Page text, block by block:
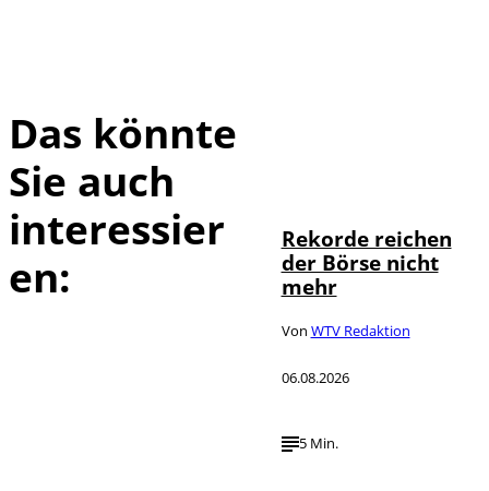
Das könnte
Sie auch
interessier
en:
Rekorde reichen
der Börse nicht
mehr
Von WTV Redaktion
06.08.2026
5 Min.